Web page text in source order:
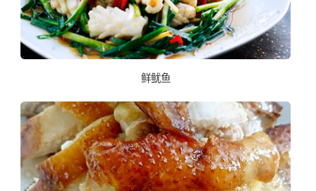
鲜鱿鱼